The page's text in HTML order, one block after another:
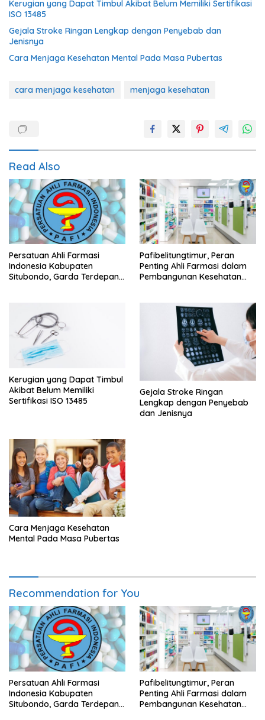
Kerugian yang Dapat Timbul Akibat Belum Memiliki Sertifikasi
ISO 13485
Gejala Stroke Ringan Lengkap dengan Penyebab dan
Jenisnya
Cara Menjaga Kesehatan Mental Pada Masa Pubertas
cara menjaga kesehatan menjaga kesehatan
Read Also
Persatuan Ahli Farmasi
Indonesia Kabupaten
Situbondo, Garda Terdepan
Pafibelitungtimur, Peran
Penting Ahli Farmasi dalam
Pembangunan Kesehatan
Kerugian yang Dapat Timbul
Akibat Belum Memiliki
Sertifikasi ISO 13485
Gejala Stroke Ringan
Lengkap dengan Penyebab
dan Jenisnya
Cara Menjaga Kesehatan
Mental Pada Masa Pubertas
Recommendation for You
Persatuan Ahli Farmasi
Indonesia Kabupaten
Situbondo, Garda Terdepan
Pafibelitungtimur, Peran
Penting Ahli Farmasi dalam
Pembangunan Kesehatan